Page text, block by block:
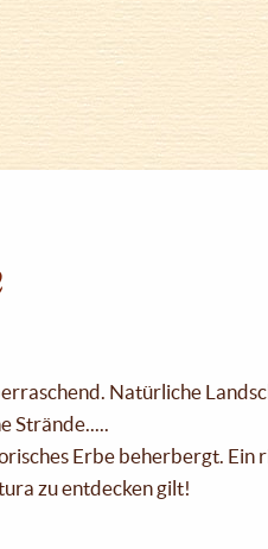
Natürliche
Erbe beherbergt. Ein
zu entdecken gilt!